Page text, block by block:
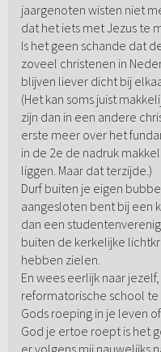
jaargenoten wisten niet
dat het iets met Jezus te
Is het geen schande dat
zoveel christenen in
blijven liever dicht bij
(Het kan soms juist
zijn dan in een andere
erste meer over het
in de 2e de nadruk
liggen. Maar dat terzijde.)
Durf buiten je eigen
aangesloten bent bij een
dan een
buiten de kerkelijke
hebben zielen.
En wees eerlijk naar
reformatorische school
Gods roeping in je leven
God je ertoe roept is het